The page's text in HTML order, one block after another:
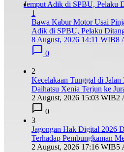
1
Bawa Kabur Motor Usai
Adik di SPBU, Pelaku
8 August, 2026 14:11 WIB8
0
2
Kecelakaan Tunggal di
Daihatsu Xenia Terjun ke
2 August, 2026 15:03 WIB2
0
3
Jagongan Hak Digital 2026
Terhadap Pembungkaman
2 August, 2026 17:16 WIB5